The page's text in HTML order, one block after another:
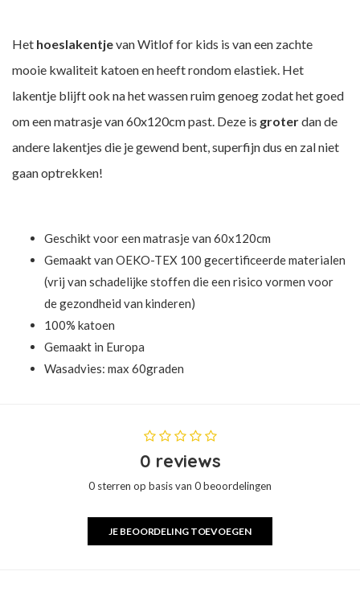
Het hoeslakentjevan Witlof for kids is van een zachte
mooie kwaliteit katoen en heeft rondom elastiek. Het
lakentje blijft ook na het wassen ruim genoeg zodat het goed
om een matrasje van 60x120cm past. Deze is groterdan de
andere lakentjes die je gewend bent, superfijn dus en zal niet
gaan optrekken!
Geschikt voor een matrasje van 60x120cm
Gemaakt van OEKO-TEX 100 gecertificeerde materialen
(vrij van schadelijke stoffen die een risico vormen voor
de gezondheid van kinderen)
100% katoen
Gemaakt in Europa
Wasadvies: max 60graden
0 reviews
0 sterren op basis van 0 beoordelingen
JE BEOORDELING TOEVOEGEN